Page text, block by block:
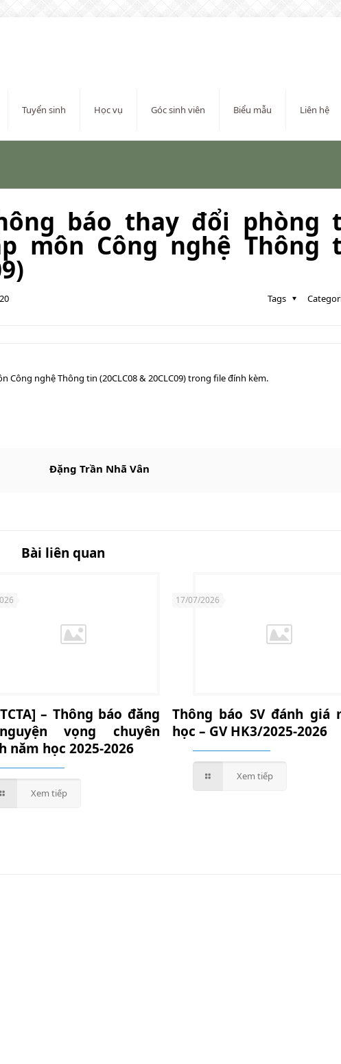
Tuyển sinh Học vụ Góc sinh viên Biểu mẫu Liên hệ
báo thay đổi phòng
môn Công nghệ Thông
Tags
nghệ Thông tin (20CLC08 & 20CLC09) trong file đính kèm.
Đặng Trần Nhã Vân
Bài liên quan
– Thông báo đăng
vọng chuyên
năm học 2025-2026
Xem tiếp
17/07/2026
Thông báo SV đánh giá
học – GV HK3/2025-2026
Xem tiếp